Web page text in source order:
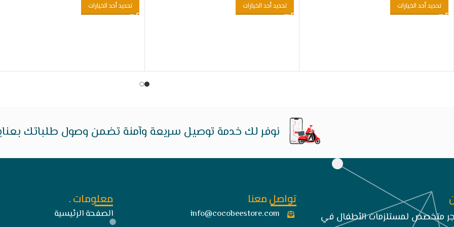
تحديد أحد الخيارات تحديد أحد الخيارات تحديد أحد الخيارات
نوفر لك خدمة توصيل سريعة وآمنة تضمن وصول طلباتك
متخصص لمستلزمات الأطفال في
تواصل معنا
info@cocobeestore.com​
معلومات .
الصفحة الرئيسية